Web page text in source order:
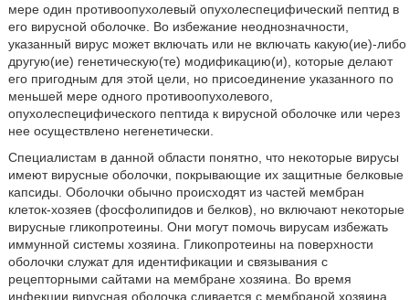
мере один противоопухолевый опухолеспецифический пептид в
его вирусной оболочке. Во избежание неоднозначности,
указанный вирус может включать или не включать какую(ие)-либо
другую(ие) генетическую(те) модификацию(и), которые делают
его пригодным для этой цели, но присоединение указанного по
меньшей мере одного противоопухолевого,
опухолеспецифического пептида к вирусной оболочке или через
нее осуществлено негенетически.
Специалистам в данной области понятно, что некоторые вирусы
имеют вирусные оболочки, покрывающие их защитные белковые
капсиды. Оболочки обычно происходят из частей мембран
клеток-хозяев (фосфолипидов и белков), но включают некоторые
вирусные гликопротеины. Они могут помочь вирусам избежать
иммунной системы хозяина. Гликопротеины на поверхности
оболочки служат для идентификации и связывания с
рецепторными сайтами на мембране хозяина. Во время
инфекции вирусная оболочка сливается с мембраной хозяина,